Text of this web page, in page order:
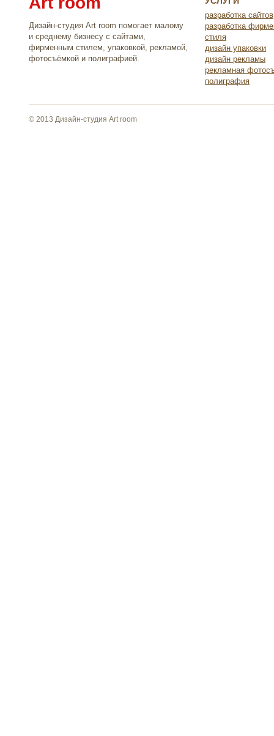
Дизайн-студия Art room помогает малому
и среднему бизнесу с сайтами,
фирменным стилем, упаковкой, рекламой,
фотосъёмкой и полиграфией.
разработка сайтов
разработка
стиля
дизайн упаковки
дизайн рекламы
рекламная
полиграфия
© 2013 Дизайн-студия Art room